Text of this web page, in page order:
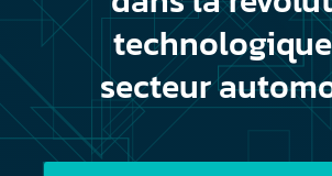
secteur